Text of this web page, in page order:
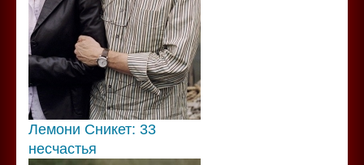
Лемони Сникет: 33
несчастья